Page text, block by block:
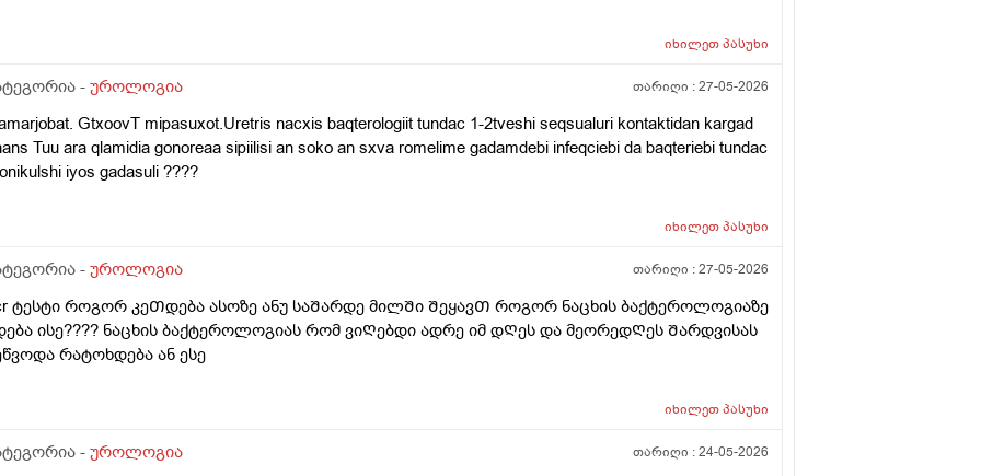
იხილეთპასუხი
- უროლოგია თარიღი :27-05-2026
GtxoovT mipasuxot.Uretris nacxis baqterologiit tundac 1-2tveshi seqsualuri kontaktidan kargad
Tuu ara qlamidia gonoreaa sipiilisi an soko an sxva romelime gadamdebi infeqciebi da baqteriebi tundac
iyos gadasuli ????
იხილეთპასუხი
- უროლოგია თარიღი :27-05-2026
ტესტი როგორ კეᲗდება ასოზე ანუ საᲨარდე მილᲨი ᲨეყავᲗ როგორ ნაცხის ბაქტეროლოგიაზე
ისე???? ნაცხის ბაქტეროლოგიას რომ ვიᲦებდი ადრე იმ დᲦეს და მეორედᲦეს Შარდვისას
რატოხდება ან ესე
იხილეთპასუხი
- უროლოგია თარიღი :24-05-2026